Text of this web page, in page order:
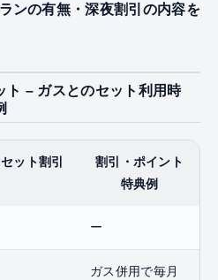
ンの有無・深夜割引の内容を
ト – ガスとのセット利用時
ット割引
割引・ポイント
特典例
ー
ガス併用で毎月